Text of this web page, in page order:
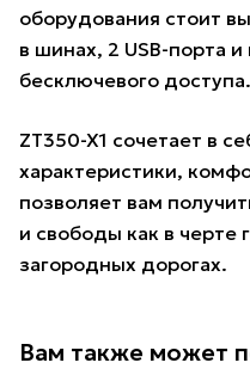
оборудования стоит
в шинах, 2 USB-порта
бесключевого доступа.
ZT350-X1 сочетает в
характеристики,
позволяет вам
и свободы как в черте
загородных дорогах.
Вам также может